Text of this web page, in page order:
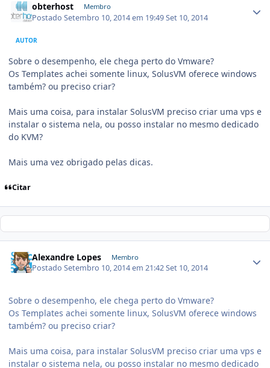
obterhost Membro
PostadoSetembro 10, 2014 em 19:49Set 10, 2014
AUTOR
Sobre o desempenho, ele chega perto do Vmware?
Os Templates achei somente linux, SolusVM oferece windows
também? ou preciso criar?
Mais uma coisa, para instalar SolusVM preciso criar uma vps e
instalar o sistema nela, ou posso instalar no mesmo dedicado
do KVM?
Mais uma vez obrigado pelas dicas.
Citar
Alexandre Lopes Membro
PostadoSetembro 10, 2014 em 21:42Set 10, 2014
Sobre o desempenho, ele chega perto do Vmware?
Os Templates achei somente linux, SolusVM oferece windows
também? ou preciso criar?
Mais uma coisa, para instalar SolusVM preciso criar uma vps e
instalar o sistema nela, ou posso instalar no mesmo dedicado